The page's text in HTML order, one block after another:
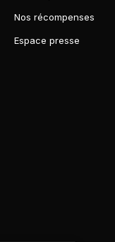
Nos récompenses
Espace presse